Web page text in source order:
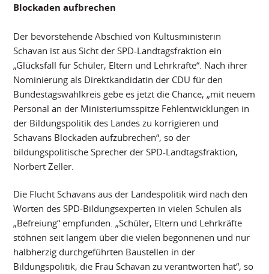
Blockaden aufbrechen
Der bevorstehende Abschied von Kultusministerin
Schavan ist aus Sicht der SPD-Landtagsfraktion ein
„Glücksfall für Schüler, Eltern und Lehrkräfte“. Nach ihrer
Nominierung als Direktkandidatin der CDU für den
Bundestagswahlkreis gebe es jetzt die Chance, „mit neuem
Personal an der Ministeriumsspitze Fehlentwicklungen in
der Bildungspolitik des Landes zu korrigieren und
Schavans Blockaden aufzubrechen“, so der
bildungspolitische Sprecher der SPD-Landtagsfraktion,
Norbert Zeller.
Die Flucht Schavans aus der Landespolitik wird nach den
Worten des SPD-Bildungsexperten in vielen Schulen als
„Befreiung“ empfunden. „Schüler, Eltern und Lehrkräfte
stöhnen seit langem über die vielen begonnenen und nur
halbherzig durchgeführten Baustellen in der
Bildungspolitik, die Frau Schavan zu verantworten hat“, so